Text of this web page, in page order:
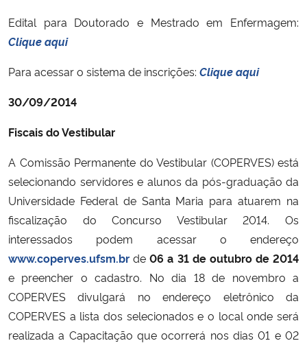
Edital para Doutorado e Mestrado em Enfermagem:
Clique aqui
Para acessar o sistema de inscrições: Clique aqui
30/09/2014
Fiscais do Vestibular
A Comissão Permanente do Vestibular (COPERVES) está
selecionando servidores e alunos da pós-graduação da
Universidade Federal de Santa Maria para atuarem na
fiscalização do Concurso Vestibular 2014. Os
interessados podem acessar o endereço
www.coperves.ufsm.brde06 a 31 de outubro de 2014
e preencher o cadastro. No dia 18 de novembro a
COPERVES divulgará no endereço eletrônico da
COPERVES a lista dos selecionados e o local onde será
realizada a Capacitação que ocorrerá nos dias 01 e 02